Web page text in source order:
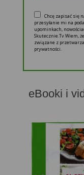
Chcę zapisać się
przesyłanie mi na
upominkach,
Skutecznie.Tv Wiem,
związane z
prywatności.
eBooki i